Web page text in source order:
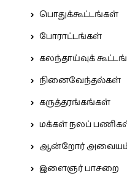
பொதுக்கூட்டங்கள்
போராட்டங்கள்
கலந்தாய்வுக்
நினைவேந்தல்கள்
கருத்தரங்கங்கள்
மக்கள் நலப்
ஆன்றோர்
இளைஞர் பாசறை